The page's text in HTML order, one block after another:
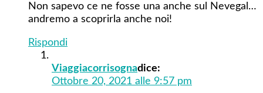
Non sapevo ce ne fosse una anche sul Nevegal…
andremo a scoprirla anche noi!
Rispondi
Viaggiacorrisognadice:
Ottobre 20, 2021 alle 9:57 pm